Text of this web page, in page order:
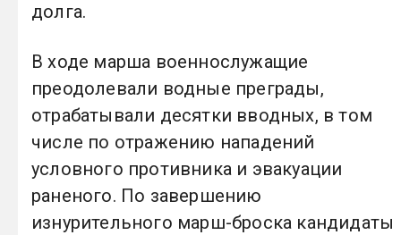
долга.
В ходе марша военнослужащие
преодолевали водные преграды,
отрабатывали десятки вводных, в том
числе по отражению нападений
условного противника и эвакуации
раненого. По завершению
изнурительного марш-броска кандидаты